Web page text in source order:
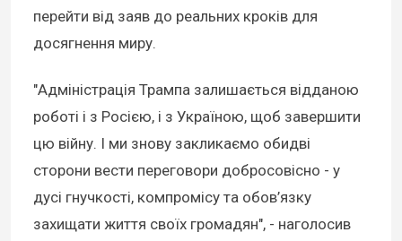
перейти від заяв до реальних кроків для
досягнення миру.
"Адміністрація Трампа залишається відданою
роботі і з Росією, і з Україною, щоб завершити
цю війну. І ми знову закликаємо обидві
сторони вести переговори добросовісно - у
дусі гнучкості, компромісу та обов’язку
захищати життя своїх громадян", - наголосив